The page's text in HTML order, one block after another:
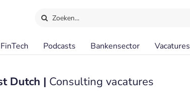
Zoeken…
FinTech Podcasts Bankensector Vacatures
Dutch | Consulting vacatures